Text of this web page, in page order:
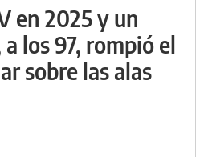
en 2025 y un
los 97, rompió el
sobre las alas